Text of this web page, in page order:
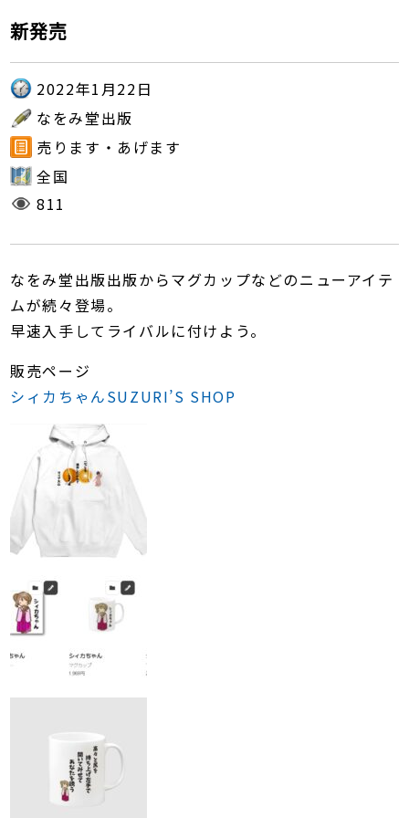
新発売
2022年1月22日
なをみ堂出版
売ります・あげます
全国
811
なをみ堂出版出版からマグカップなどのニューアイテ
ムが続々登場。
早速入手してライバルに付けよう。
販売ページ
シィカちゃんSUZURI’S SHOP